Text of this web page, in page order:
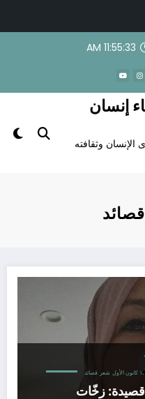
11:55:34 AM
إنسان
وثقافته
// بقلم: الشاعرة زهرة خصخوصي
شعر قصائد
(قصيدة: زخّات